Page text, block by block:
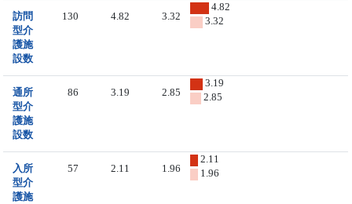
訪問
型介
護施
設数
130 4.82 3.32
4.82
3.32
通所
型介
護施
設数
86 3.19 2.85
3.19
2.85
入所
型介
護施
57 2.11 1.96
2.11
1.96